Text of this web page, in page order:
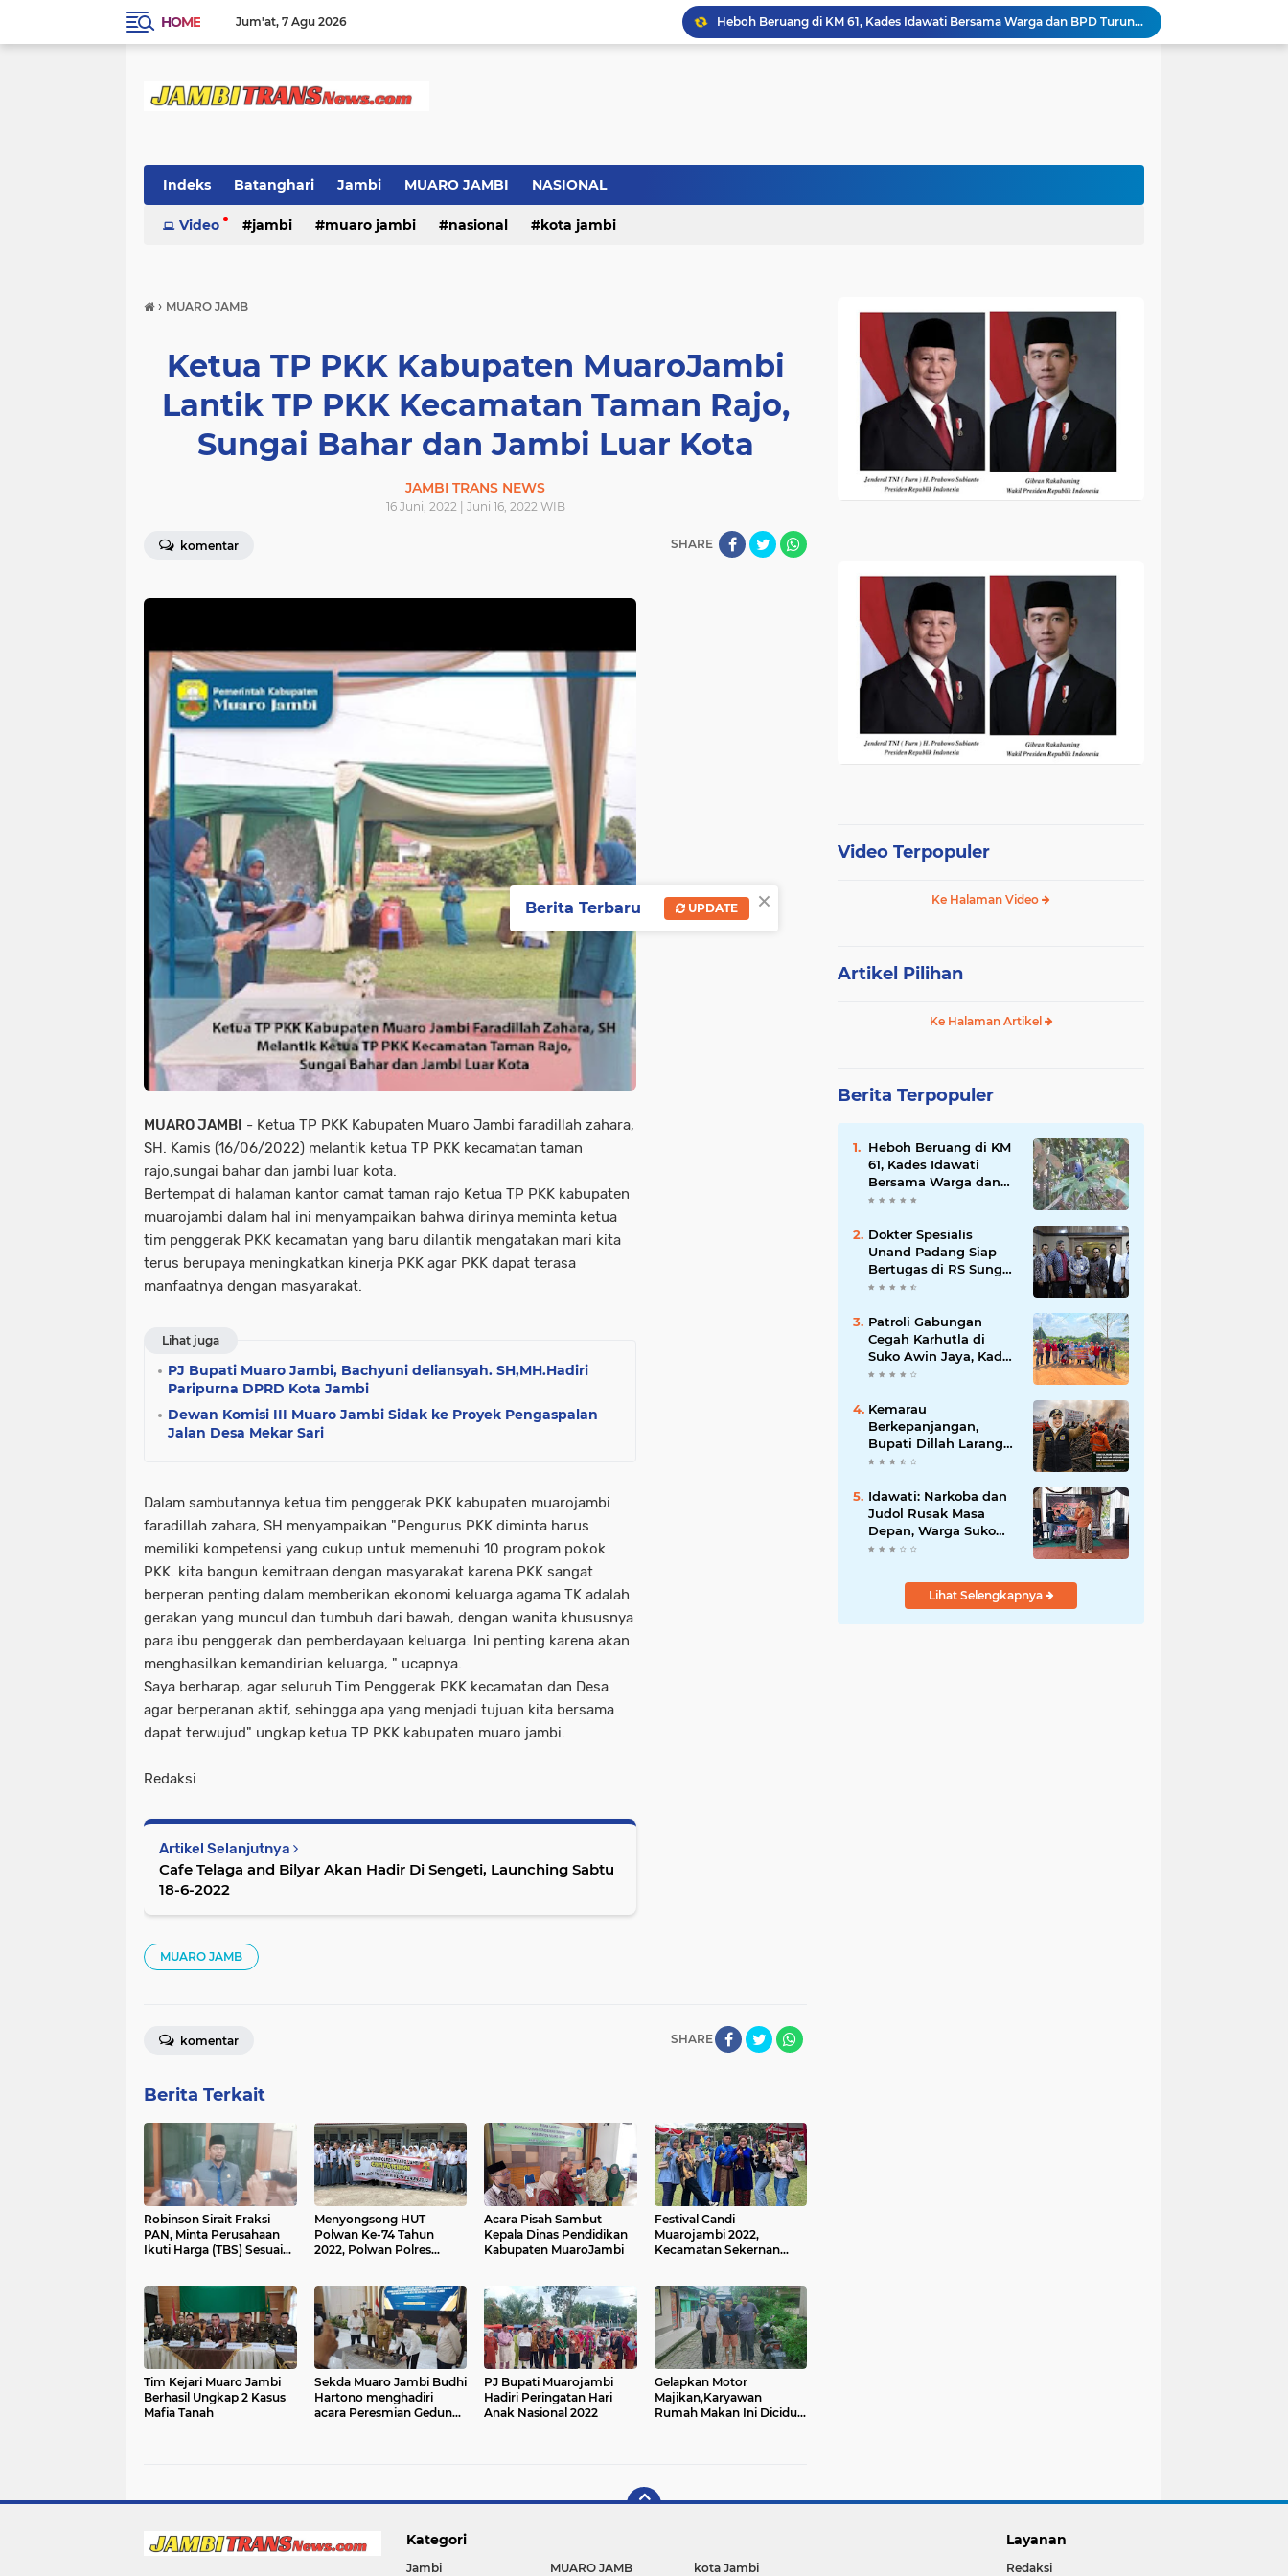
HOME Jum'at 7 Agu 2026 Heboh Beruang di KM 61, Kades Idawati Bersama Warga dan BPD Turun Langsung ke Lokasi
Bupati BBS Perkenalkan Program BERBAKTI di HUT Desa Mingkung Jaya
Bikin Resah: Petugas Damkar Sungai Bahar Amankan Sarang Tawon di Pemukiman Warga
Penampakan Beruang di Suko Awin Jaya, Kades Idawati: Sudah Lapor BKSDA Jambi
Indeks Batanghari Jambi MUARO JAMBI NASIONAL
Video jambi muaro jambi nasional kota jambi
› MUARO JAMB
Ketua TP PKK Kabupaten MuaroJambi
Lantik TP PKK Kecamatan Taman Rajo,
Sungai Bahar dan Jambi Luar Kota
JAMBI TRANS NEWS
16 Juni, 2022 | Juni 16, 2022 WIB
komentar SHARE
MUARO JAMBI - Ketua TP PKK Kabupaten Muaro Jambi faradillah zahara,
SH. Kamis (16/06/2022) melantik ketua TP PKK kecamatan taman
rajo,sungai bahar dan jambi luar kota.
Bertempat di halaman kantor camat taman rajo Ketua TP PKK kabupaten
muarojambi dalam hal ini menyampaikan bahwa dirinya meminta ketua
tim penggerak PKK kecamatan yang baru dilantik mengatakan mari kita
terus berupaya meningkatkan kinerja PKK agar PKK dapat terasa
manfaatnya dengan masyarakat.
Lihat juga
PJ Bupati Muaro Jambi, Bachyuni deliansyah. SH,MH.Hadiri
Paripurna DPRD Kota Jambi
Dewan Komisi III Muaro Jambi Sidak ke Proyek Pengaspalan
Jalan Desa Mekar Sari
Dalam sambutannya ketua tim penggerak PKK kabupaten muarojambi
faradillah zahara, SH menyampaikan "Pengurus PKK diminta harus
memiliki kompetensi yang cukup untuk memenuhi 10 program pokok
PKK. kita bangun kemitraan dengan masyarakat karena PKK sangat
berperan penting dalam memberikan ekonomi keluarga agama TK adalah
gerakan yang muncul dan tumbuh dari bawah, dengan wanita khususnya
para ibu penggerak dan pemberdayaan keluarga. Ini penting karena akan
menghasilkan kemandirian keluarga, " ucapnya.
Saya berharap, agar seluruh Tim Penggerak PKK kecamatan dan Desa
agar berperanan aktif, sehingga apa yang menjadi tujuan kita bersama
dapat terwujud" ungkap ketua TP PKK kabupaten muaro jambi.
Redaksi
Artikel Selanjutnya
Cafe Telaga and Bilyar Akan Hadir Di Sengeti, Launching Sabtu
18-6-2022
MUARO JAMB
SHARE
komentar
Berita Terkait
Robinson Sirait Fraksi
PAN, Minta Perusahaan
Ikuti Harga (TBS) Sesuai
Menyongsong HUT
Polwan Ke-74 Tahun
2022, Polwan Polres
Acara Pisah Sambut
Kepala Dinas Pendidikan
Kabupaten MuaroJambi
Festival Candi
Muarojambi 2022,
Kecamatan Sekernan
Tim Kejari Muaro Jambi
Berhasil Ungkap 2 Kasus
Mafia Tanah
Sekda Muaro Jambi Budhi
Hartono menghadiri
acara Peresmian Gedung
PJ Bupati Muarojambi
Hadiri Peringatan Hari
Anak Nasional 2022
Gelapkan Motor
Majikan,Karyawan
Rumah Makan Ini Diciduk
Video Terpopuler
Ke Halaman Video
Artikel Pilihan
Ke Halaman Artikel
Berita Terpopuler
Heboh Beruang di KM
61, Kades Idawati
Bersama Warga dan
BPD Turun Langsung
Dokter Spesialis
Unand Padang Siap
Bertugas di RS Sungai
Bahar, Bupati BBS
Patroli Gabungan
Cegah Karhutla di
Suko Awin Jaya, Kades
Idawati Gandeng PT
Kemarau
Berkepanjangan,
Bupati Dillah Larang
Camat Tinggalkan
Hadapi Karhutla dan
Kebakaran
Permukiman
Idawati: Narkoba dan
Judol Rusak Masa
Depan, Warga Suko
Awin Jaya Diminta
Lihat Selengkapnya
Kategori
Jambi MUARO JAMB kota Jambi
Layanan
Redaksi
×
Berita Terbaru UPDATE